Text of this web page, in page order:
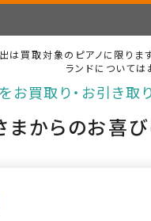
アメリカン
ウォールナ
3本
は買取対象のピアノに限りま
ランドについては
お買取り・お引き取
まからのお喜